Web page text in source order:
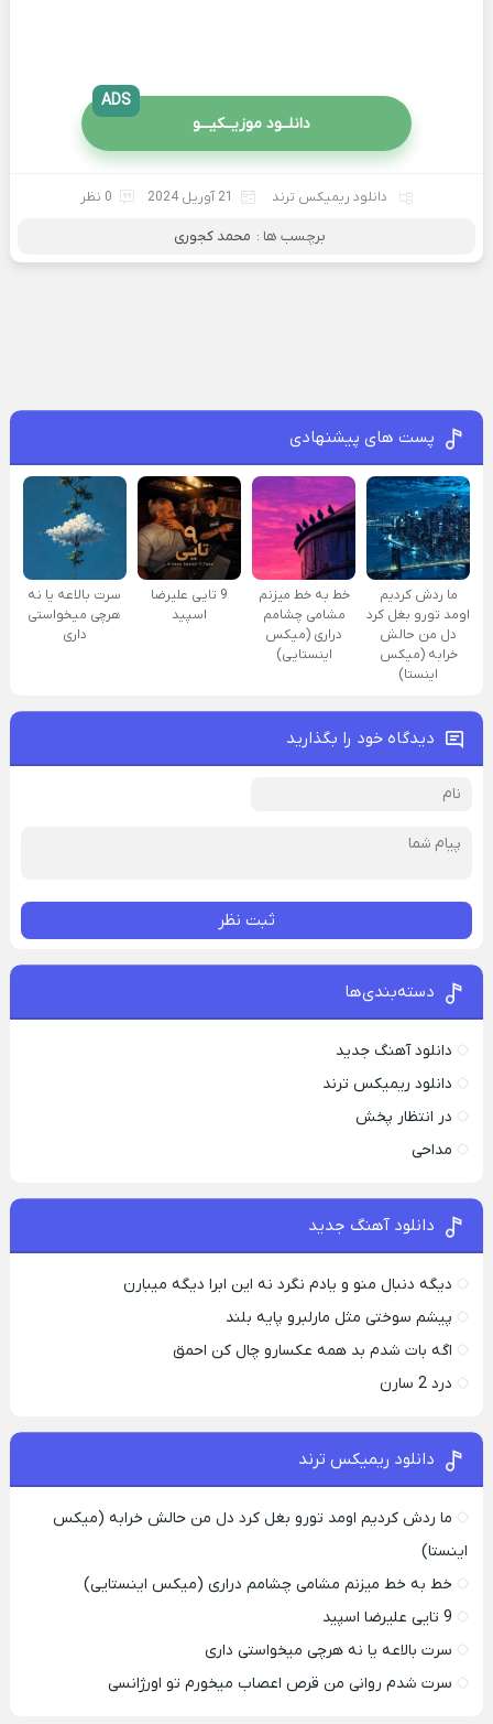
دانلــود موزیــکیـــو
ADS
دانلود ریمیکس ترند 21 آوریل 2024 0 نظر
برچسب ها : محمد کجوری
پست های پیشنهادی
ما ردش کردیم
اومد تورو بغل کرد
دل من حالش
خرابه (میکس
اینستا)
خط به خط میزنم
مشامی چشامم
دراری (میکس
اینستایی)
9 تایی علیرضا
اسپید
سرت بالاعه یا نه
هرچی میخواستی
داری
دیدگاه خود را بگذارید
ثبت نظر
دسته‌بندی‌ها
دانلود آهنگ جدید
دانلود ریمیکس ترند
در انتظار پخش
مداحی
دانلود آهنگ جدید
دیگه دنبال منو و یادم نگرد نه این ابرا دیگه میبارن
پیشم سوختی مثل مارلبرو پایه بلند
اگه بات شدم بد همه عکسارو چال کن احمق
درد 2 سارن
دانلود ریمیکس ترند
ما ردش کردیم اومد تورو بغل کرد دل من حالش خرابه (میکس
اینستا)
خط به خط میزنم مشامی چشامم دراری (میکس اینستایی)
9 تایی علیرضا اسپید
سرت بالاعه یا نه هرچی میخواستی داری
سرت شدم روانی من قرص اعصاب میخورم تو اورژانسی